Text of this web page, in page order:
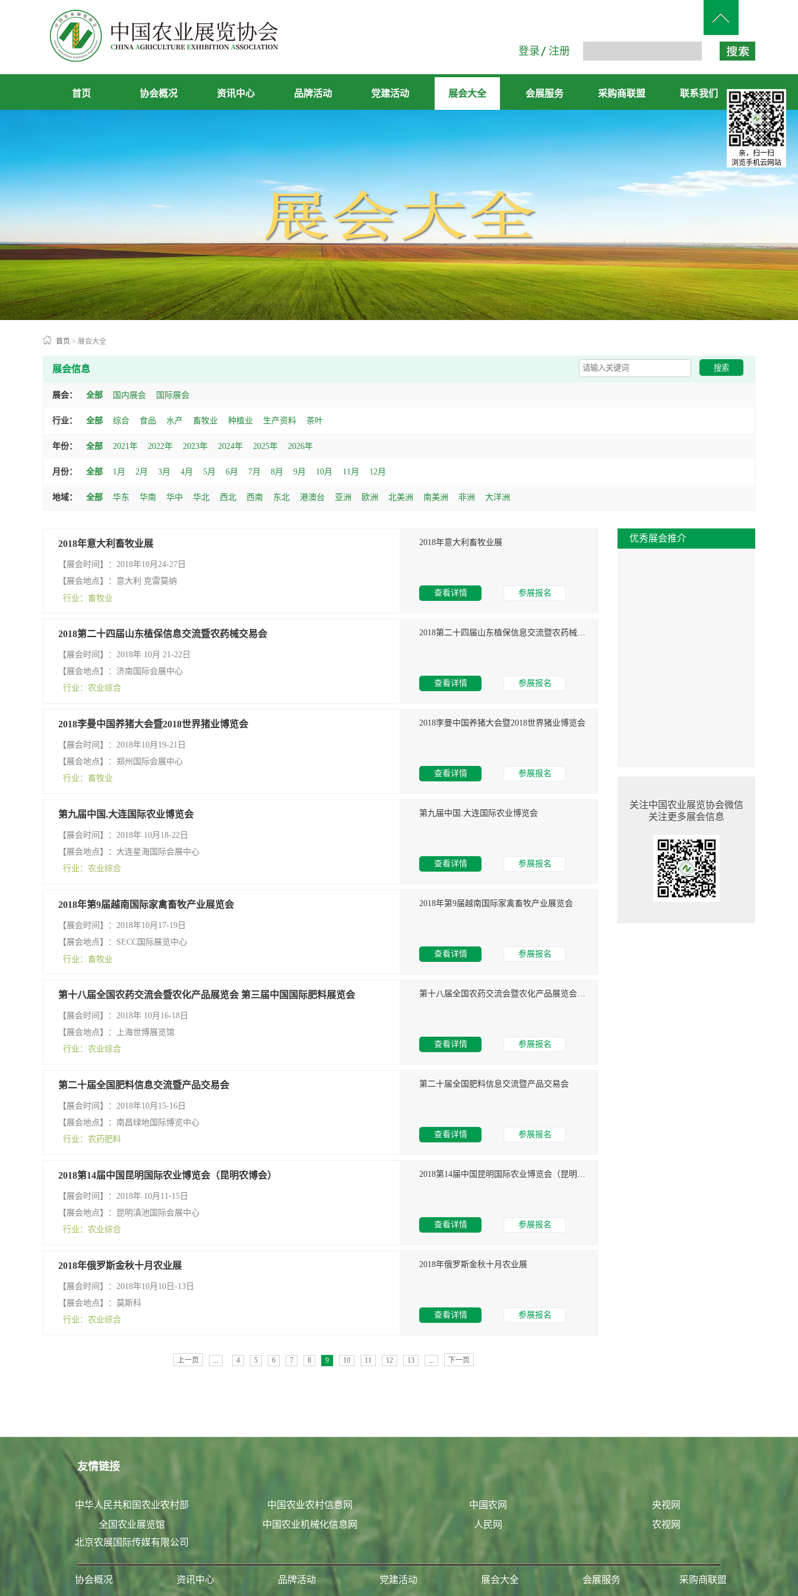
登录 注册
首页 协会概况 资讯中心 品牌活动 党建活动 展会大全 会展服务 采购商联盟 联系我们
首页 > 展会大全
展会信息
展会： 全部 国内展会 国际展会
行业： 全部 综合 食品 水产 畜牧业 种植业 生产资料 茶叶
年份： 全部 2021年 2022年 2023年 2024年 2025年 2026年
月份： 全部 1月 2月 3月 4月 5月 6月 7月 8月 9月 10月 11月 12月
地域： 全部 华东 华南 华中 华北 西北 西南 东北 港澳台 亚洲 欧洲 北美洲 南美洲 非洲 大洋洲
2018年意大利畜牧业展
【展会时间】：2018年10月24-27日
【展会地点】：意大利 克雷莫纳
行业：畜牧业
2018年意大利畜牧业展
查看详情 参展报名
2018第二十四届山东植保信息交流暨农药械交易会
【展会时间】：2018年 10月 21-22日
【展会地点】：济南国际会展中心
行业：农业综合
2018第二十四届山东植保信息交流暨农药械交易会
查看详情 参展报名
2018李曼中国养猪大会暨2018世界猪业博览会
【展会时间】：2018年10月19-21日
【展会地点】：郑州国际会展中心
行业：畜牧业
2018李曼中国养猪大会暨2018世界猪业博览会
查看详情 参展报名
第九届中国.大连国际农业博览会
【展会时间】：2018年 10月18-22日
【展会地点】：大连星海国际会展中心
行业：农业综合
第九届中国.大连国际农业博览会
查看详情 参展报名
2018年第9届越南国际家禽畜牧产业展览会
【展会时间】：2018年10月17-19日
【展会地点】：SECC国际展览中心
行业：畜牧业
2018年第9届越南国际家禽畜牧产业展览会
查看详情 参展报名
第十八届全国农药交流会暨农化产品展览会 第三届中国国际肥料展览会
【展会时间】：2018年 10月16-18日
【展会地点】：上海世博展览馆
行业：农业综合
第十八届全国农药交流会暨农化产品展览会 第三届中国国际肥料展览会
查看详情 参展报名
第二十届全国肥料信息交流暨产品交易会
【展会时间】：2018年10月15-16日
【展会地点】：南昌绿地国际博览中心
行业：农药肥料
第二十届全国肥料信息交流暨产品交易会
查看详情 参展报名
2018第14届中国昆明国际农业博览会（昆明农博会）
【展会时间】：2018年 10月11-15日
【展会地点】：昆明滇池国际会展中心
行业：农业综合
2018第14届中国昆明国际农业博览会（昆明农博会）
查看详情 参展报名
2018年俄罗斯金秋十月农业展
【展会时间】：2018年10月10日-13日
【展会地点】：莫斯科
行业：农业综合
2018年俄罗斯金秋十月农业展
查看详情 参展报名
上一页 ... 4 5 6 7 8 9 10 11 12 13 ... 下一页
优秀展会推介
关注中国农业展览协会微信
关注更多展会信息
友情链接
中华人民共和国农业农村部
全国农业展览馆
北京农展国际传媒有限公司
中国农业农村信息网
中国农业机械化信息网
中国农网
人民网
央视网
农视网
协会概况 资讯中心 品牌活动 党建活动 展会大全 会展服务 采购商联盟
亲，扫一扫
浏览手机云网站